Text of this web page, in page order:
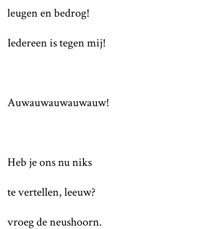
leugen en bedrog!
Iedereen is tegen mij!
Auwauwauwauwauw!
Heb je ons nu niks
te vertellen, leeuw?
vroeg de neushoorn.